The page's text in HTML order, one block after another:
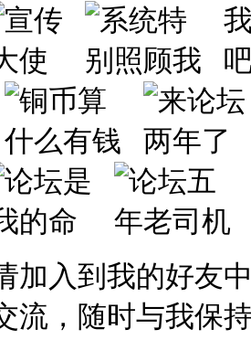
加入到我的好友
流，随时与我保